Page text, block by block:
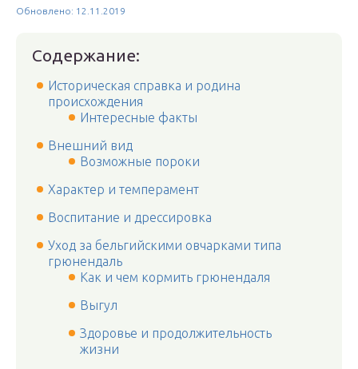
Обновлено: 12.11.2019
Содержание:
Историческая справка и родина
происхождения
Интересные факты
Внешний вид
Возможные пороки
Характер и темперамент
Воспитание и дрессировка
Уход за бельгийскими овчарками типа
грюнендаль
Как и чем кормить грюнендаля
Выгул
Здоровье и продолжительность
жизни